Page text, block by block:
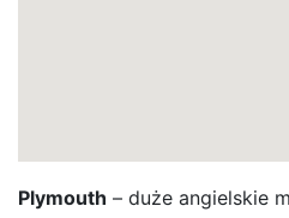
Plymouth – duże angielskie